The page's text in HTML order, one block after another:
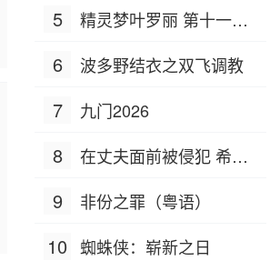
5
精灵梦叶罗丽 第十一季
6 波多野结衣之双飞调教
7 九门2026
8
在丈夫面前被侵犯 希岛
9 非份之罪（粤语）
10 蜘蛛侠：崭新之日